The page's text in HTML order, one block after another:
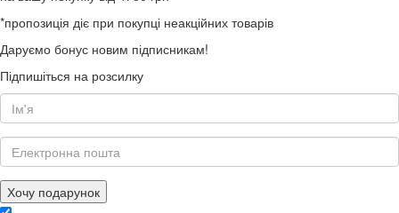
*пропозиція діє при покупці неакційних товарів
Даруємо бонус новим підписникам!
Підпишіться на розсилку
Хочу подарунок